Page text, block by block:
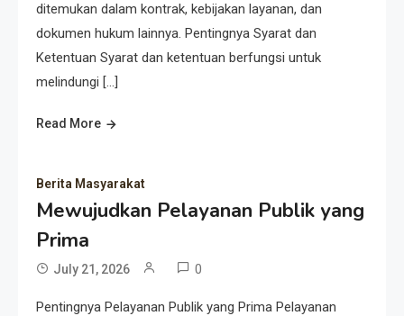
ditemukan dalam kontrak, kebijakan layanan, dan
dokumen hukum lainnya. Pentingnya Syarat dan
Ketentuan Syarat dan ketentuan berfungsi untuk
melindungi […]
Read More
Berita Masyarakat
Mewujudkan Pelayanan Publik yang
Prima
July 21, 2026 0
Pentingnya Pelayanan Publik yang Prima Pelayanan